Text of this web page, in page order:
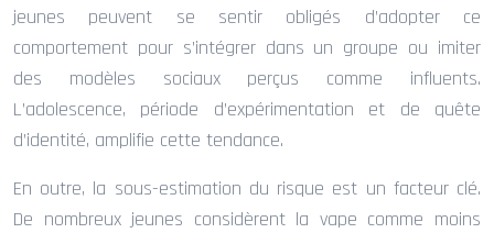
jeunes peuvent se sentir obligés d’adopter ce
comportement pour s’intégrer dans un groupe ou imiter
des modèles sociaux perçus comme influents.
L’adolescence, période d’expérimentation et de quête
d’identité, amplifie cette tendance.
En outre, la sous-estimation du risque est un facteur clé.
De nombreux jeunes considèrent la vape comme moins